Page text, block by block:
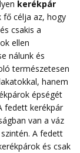
kerékpár
fő célja az, hogy
csakis a
ellen
nálunk és
természetesen
hanem
épségét
fedett kerékpár
van a váz
A fedett
és csak